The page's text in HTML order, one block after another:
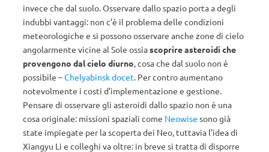
invece che dal suolo. Osservare dallo spazio porta a degli
indubbi vantaggi: non c’è il problema delle condizioni
meteorologiche e si possono osservare anche zone di cielo
angolarmente vicine al Sole ossiascoprire asteroidi che
provengono dal cielo diurno, cosa che dal suolo non è
possibile –Chelyabinsk docet. Per contro aumentano
notevolmente i costi d’implementazione e gestione.
Pensare di osservare gli asteroidi dallo spazio non è una
cosa originale: missioni spaziali come Neowise sono già
state impiegate per la scoperta dei Neo, tuttavia l’idea di
Xiangyu Li e colleghi va oltre: in breve si tratta di disporre